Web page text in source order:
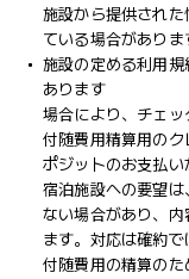
施設から提供され
ている場合がありま
施設の定める利用
あります
場合により、チェ
付随費用精算用の
ポジットのお支払い
宿泊施設への要望
ない場合があり、
ます。対応は確約
付随費用の精算の